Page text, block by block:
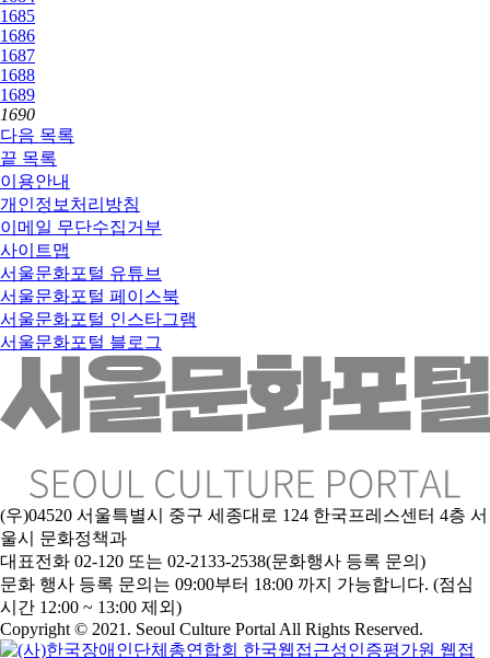
1685
1686
1687
1688
1689
1690
다음 목록
끝 목록
이용안내
개인정보처리방침
이메일 무단수집거부
사이트맵
서울문화포털 유튜브
서울문화포털 페이스북
서울문화포털 인스타그램
서울문화포털 블로그
(우)04520 서울특별시 중구 세종대로 124 한국프레스센터 4층 서
울시 문화정책과
대표전화 02-120 또는 02-2133-2538(문화행사 등록 문의)
문화 행사 등록 문의는 09:00부터 18:00 까지 가능합니다. (점심
시간 12:00 ~ 13:00 제외)
Copyright © 2021. Seoul Culture Portal All Rights Reserved.